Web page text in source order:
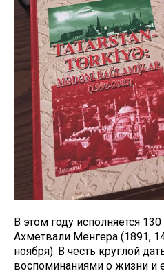
В этом году исполняется
Ахметвали Менгера (1891,
ноября). В честь круглой
воспоминаниями о жизни и